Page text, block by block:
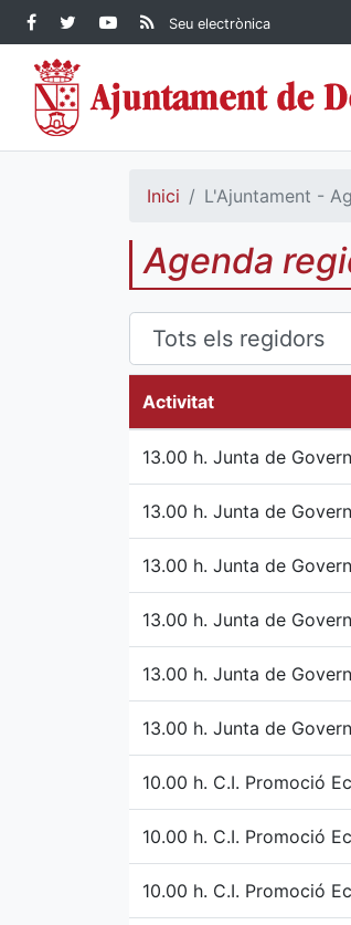
Contingut principal
Facebook Ajuntament de
Dénia
Twitter Ajuntament de
Dénia
YouTube Ajuntament
de Dénia
RSS Actualitat
Ajuntament de
Seu electrònica
Inici L'Ajuntament -
Agenda
Activitat
13.00 h. Junta de
13.00 h. Junta de
13.00 h. Junta de
13.00 h. Junta de
13.00 h. Junta de
13.00 h. Junta de
10.00 h. C.I. Promoció
10.00 h. C.I. Promoció
10.00 h. C.I. Promoció